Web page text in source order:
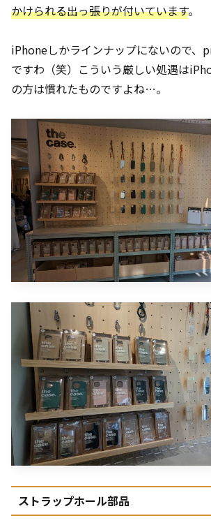
かけられる出っ張りが付いています。
iPhoneしかラインナップにないので、
ですわ（笑）こういう厳しい処遇は
の方は慣れたものですよね…。
ストラップホール部品